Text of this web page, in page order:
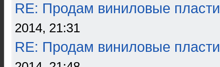
RE: Продам виниловые
2014, 21:31
RE: Продам виниловые